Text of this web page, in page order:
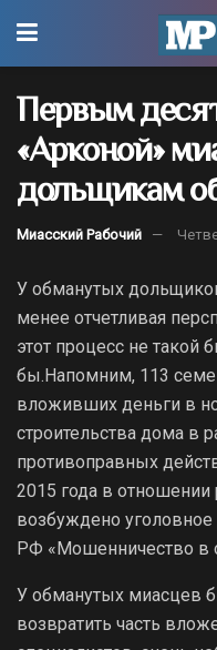
Первым
«Арконой»
дольщикам
Миасский Рабочий
У обманутых
менее отчетливая
этот процесс не такой
бы.Напомним, 113
вложивших деньги в
строительства дома в
противоправных
2015 года в
возбуждено уголовное
РФ «Мошенничество в
У обманутых миасцев
возвратить часть